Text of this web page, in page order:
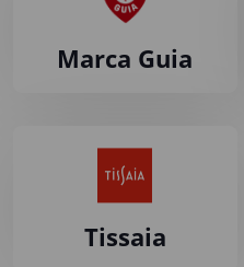
Marca Guia
Tissaia